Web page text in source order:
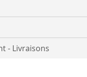
- Livraisons